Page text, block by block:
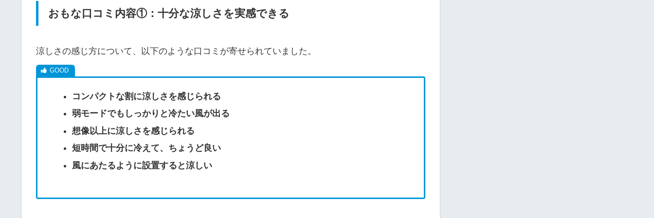
おもな口コミ内容①：十分な涼しさを実感できる
涼しさの感じ方について、以下のような口コミが寄せられていました。
コンパクトな割に涼しさを感じられる
弱モードでもしっかりと冷たい風が出る
想像以上に涼しさを感じられる
短時間で十分に冷えて、ちょうど良い
風にあたるように設置すると涼しい